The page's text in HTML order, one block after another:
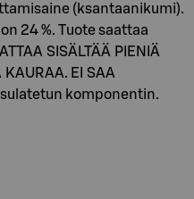
(ksantaanikumi).
24 %. Tuote saattaa
SISÄLTÄÄ PIENIÄ
KAURAA. EI SAA
sulatetun komponentin.